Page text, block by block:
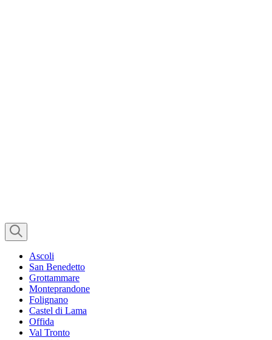
Ascoli
San Benedetto
Grottammare
Monteprandone
Folignano
Castel di Lama
Offida
Val Tronto